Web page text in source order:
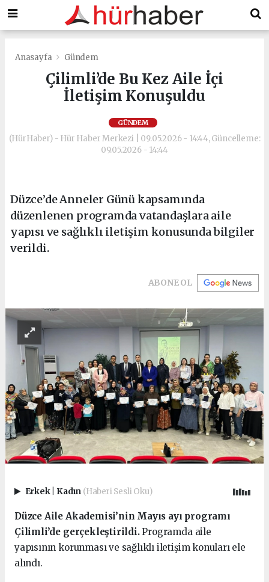
Anasayfa Gündem
Çilimli’de Bu Kez Aile İçi
İletişim Konuşuldu
GÜNDEM
(HürHaber) - Hür Haber Merkezi | 09.05.2026 - 14:44, Güncelleme:
09.05.2026 - 14:44
Düzce’de Anneler Günü kapsamında
düzenlenen programda vatandaşlara aile
yapısı ve sağlıklı iletişim konusunda bilgiler
verildi.
ABONE OL
Erkek Kadın (Haberi Sesli Oku)
Düzce Aile Akademisi’nin Mayıs ayı programı
Çilimli’de gerçekleştirildi.Programda aile
yapısının korunması ve sağlıklı iletişim konuları ele
alındı.